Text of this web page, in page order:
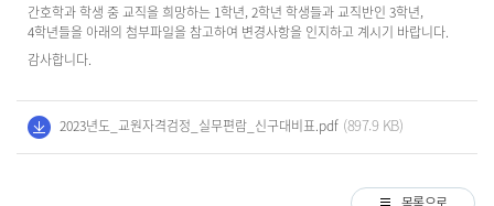
간호학과 학생 중 교직을 희망하는 1학년, 2학년 학생들과 교직반인 3학년,
4학년들을 아래의 첨부파일을 참고하여 변경사항을 인지하고 계시기 바랍니다.
감사합니다.
2023년도_교원자격검정_실무편람_신구대비표.pdf (897.9 KB)